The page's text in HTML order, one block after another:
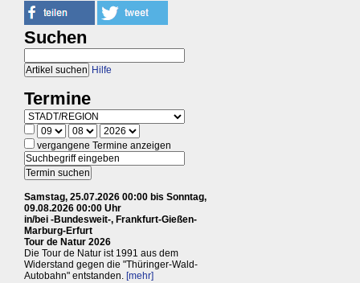
Suchen
Hilfe
Termine
vergangene Termine anzeigen
Samstag, 25.07.2026 00:00 bis Sonntag,
09.08.2026 00:00 Uhr
in/bei -Bundesweit-, Frankfurt-Gießen-
Marburg-Erfurt
Tour de Natur 2026
Die Tour de Natur ist 1991 aus dem
Widerstand gegen die "Thüringer-Wald-
Autobahn" entstanden. [mehr]